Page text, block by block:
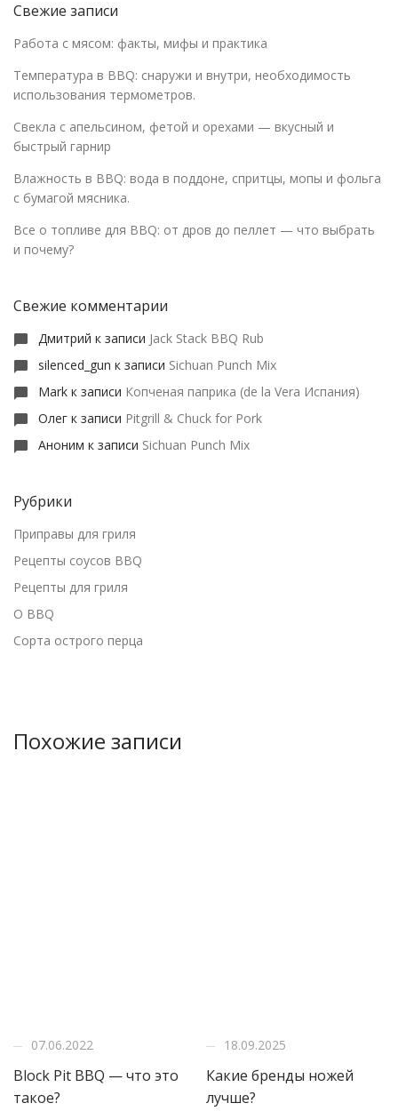
Свежие записи
Работа с мясом: факты, мифы и практика
Температура в BBQ: снаружи и внутри, необходимость
использования термометров.
Свекла с апельсином, фетой и орехами — вкусный и
быстрый гарнир
Влажность в BBQ: вода в поддоне, спритцы, мопы и фольга
с бумагой мясника.
Все о топливе для BBQ: от дров до пеллет — что выбрать
и почему?
Свежие комментарии
Дмитрий к записи Jack Stack BBQ Rub
silenced_gun к записи Sichuan Punch Mix
Mark к записи Копченая паприка (de la Vera Испания)
Олег к записи Pitgrill & Chuck for Pork
Аноним к записи Sichuan Punch Mix
Рубрики
Приправы для гриля
Рецепты соусов BBQ
Рецепты для гриля
О BBQ
Сорта острого перца
Похожие записи
07.06.2022
Block Pit BBQ — что это
такое?
18.09.2025
Какие бренды ножей
лучше?